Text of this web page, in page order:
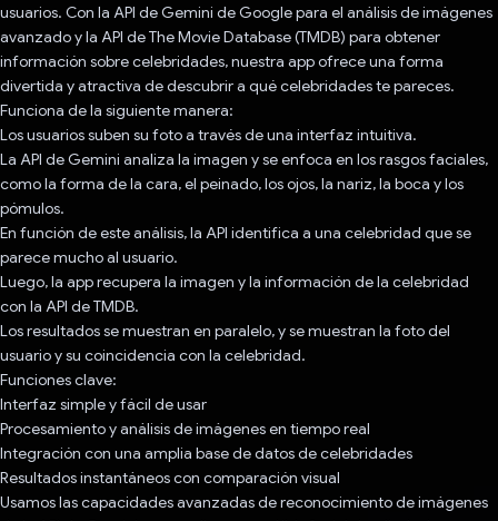
usuarios. Con la API de Gemini de Google para el análisis de imágenes
avanzado y la API de The Movie Database (TMDB) para obtener
información sobre celebridades, nuestra app ofrece una forma
divertida y atractiva de descubrir a qué celebridades te pareces.
Funciona de la siguiente manera:
Los usuarios suben su foto a través de una interfaz intuitiva.
La API de Gemini analiza la imagen y se enfoca en los rasgos faciales,
como la forma de la cara, el peinado, los ojos, la nariz, la boca y los
pómulos.
En función de este análisis, la API identifica a una celebridad que se
parece mucho al usuario.
Luego, la app recupera la imagen y la información de la celebridad
con la API de TMDB.
Los resultados se muestran en paralelo, y se muestran la foto del
usuario y su coincidencia con la celebridad.
Funciones clave:
Interfaz simple y fácil de usar
Procesamiento y análisis de imágenes en tiempo real
Integración con una amplia base de datos de celebridades
Resultados instantáneos con comparación visual
Usamos las capacidades avanzadas de reconocimiento de imágenes